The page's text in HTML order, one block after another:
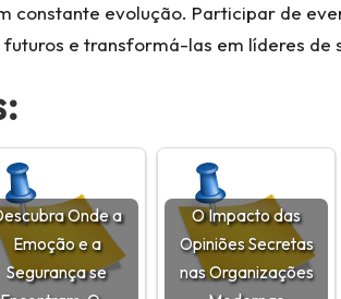
constante evolução. Participar de
e transformá-las em líderes de
Onde a
Emoção e a
Segurança se
O Impacto das
Opiniões Secretas
nas Organizações